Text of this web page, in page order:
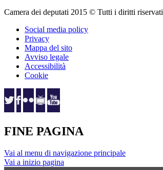
Camera dei deputati 2015 © Tutti i diritti riservati
Social media policy
Privacy
Mappa del sito
Avviso legale
Accessibilità
Cookie
FINE PAGINA
Vai al menu di navigazione principale
Vai a inizio pagina